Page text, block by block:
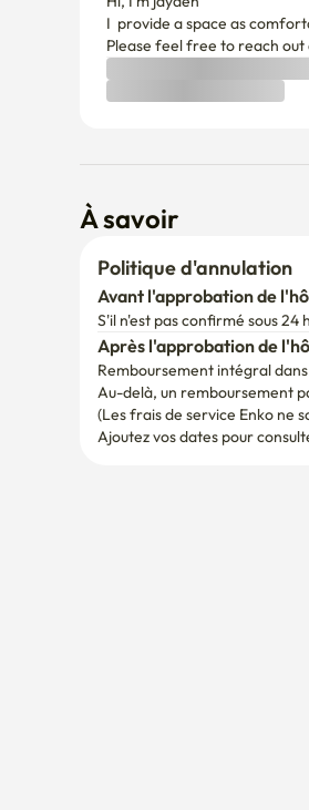
I  provide a space as
Please feel free to reach out
À savoir
Politique d'annulation
S'il n'est pas confirmé sous 24
Après l'approbation de
Remboursement intégral
Au-delà, un remboursement
(Les frais de service Enko ne
Ajoutez vos dates pour